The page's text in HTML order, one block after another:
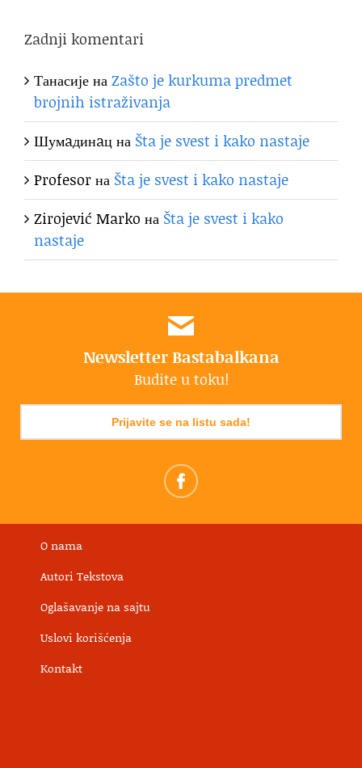
Zadnji komentari
ТанасијенаZašto je kurkuma predmet
brojnih istraživanja
Шумaдинaцна Šta je svest i kako nastaje
Profesorна Šta je svest i kako nastaje
Zirojević Marko на Šta je svest i kako
nastaje
Newsletter Bastabalkana
Budite u toku!
Prijavite se na listu sada!
O nama
Autori Tekstova
Oglašavanje na sajtu
Uslovi korišćenja
Kontakt